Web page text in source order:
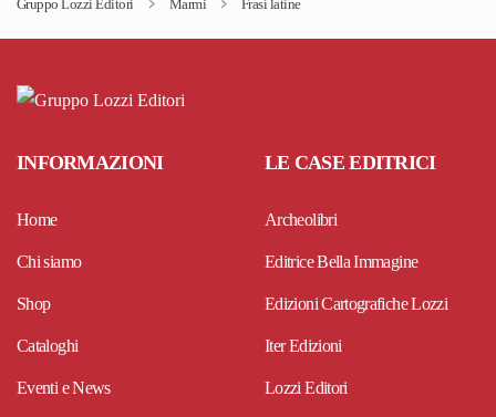
Gruppo Lozzi Editori Marmi Frasi latine
INFORMAZIONI
Home
Chi siamo
Shop
Cataloghi
Eventi e News
LE CASE EDITRICI
Archeolibri
Editrice Bella Immagine
Edizioni Cartografiche Lozzi
Iter Edizioni
Lozzi Editori